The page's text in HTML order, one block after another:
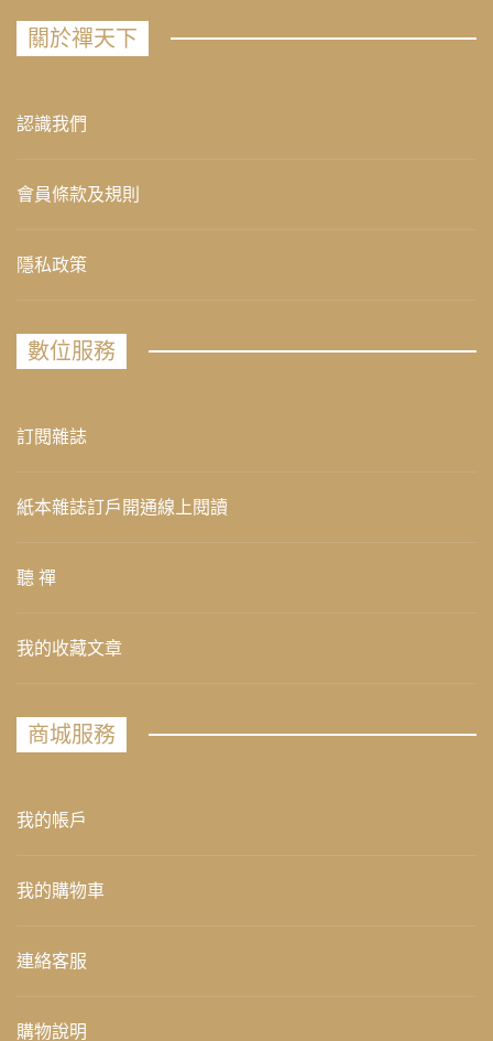
關於禪天下
認識我們
會員條款及規則
隱私政策
數位服務
訂閱雜誌
紙本雜誌訂戶開通線上閱讀
聽 禪
我的收藏文章
商城服務
我的帳戶
我的購物車
連絡客服
購物說明